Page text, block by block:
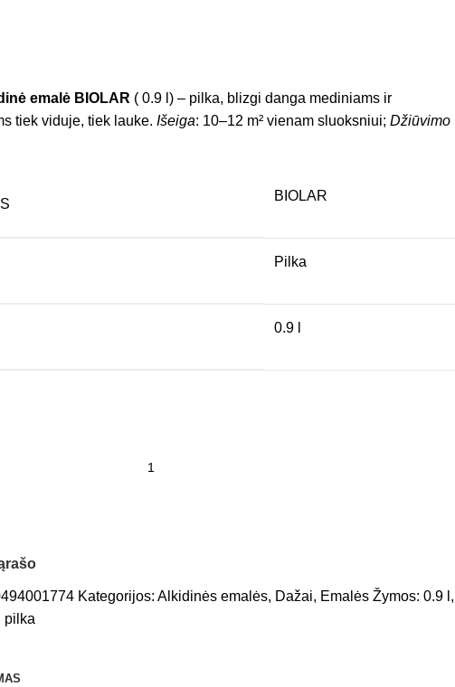
emalė BIOLAR ( 0.9 l) – pilka, blizgi danga mediniams ir
tiek viduje, tiek lauke. Išeiga: 10–12 m² vienam sluoksniui; Džiūvimo
BIOLAR
Pilka
0.9 l
Kategorijos: Alkidinės emalės, Dažai, Emalės Žymos: 0.9 l ,
pilka